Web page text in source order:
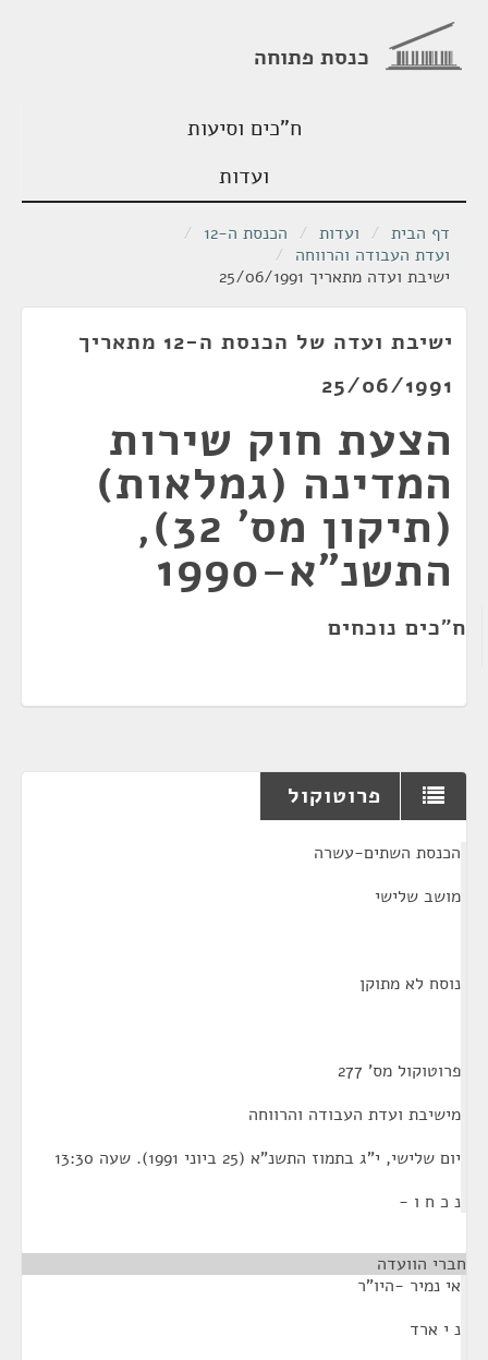
כנסת פתוחה
ח"כים וסיעות
ועדות
דף הבית / ועדות / הכנסת ה-12
/
ועדת העבודה והרווחה /
ישיבת ועדה מתאריך 25/06/1991
ישיבת ועדה של הכנסת ה-12 מתאריך
25/06/1991
הצעת חוק שירות
המדינה (גמלאות)
(תיקון מס' 32),
התשנ"א-1990
ח"כים נוכחים
פרוטוקול
הכנסת השתים-עשרה
מושב שלישי
נוסח לא מתוקן
פרוטוקול מס' 277
מישיבת ועדת העבודה והרווחה
יום שלישי, י"ג בתמוז התשנ"א (25 ביוני 1991). שעה 13:30
נ כ ח ו -
חברי הוועדה
אי נמיר -היו"ר
נ י ארד